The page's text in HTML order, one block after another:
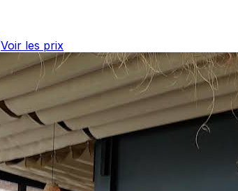
Voir les prix